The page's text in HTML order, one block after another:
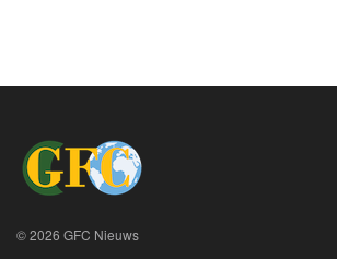
© 2026 GFC Nieuws